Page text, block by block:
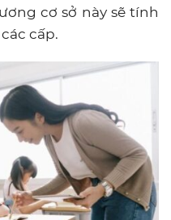
cơ sở này sẽ tính
cấp.